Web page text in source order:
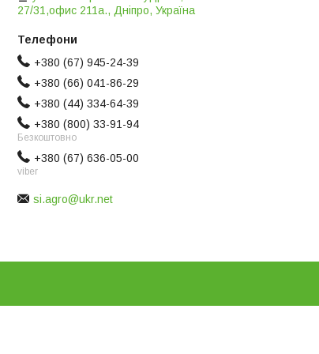
27/31,офис 211а., Дніпро, Україна
+380 (67) 945-24-39
+380 (66) 041-86-29
+380 (44) 334-64-39
+380 (800) 33-91-94
Безкоштовно
+380 (67) 636-05-00
viber
si.agro@ukr.net